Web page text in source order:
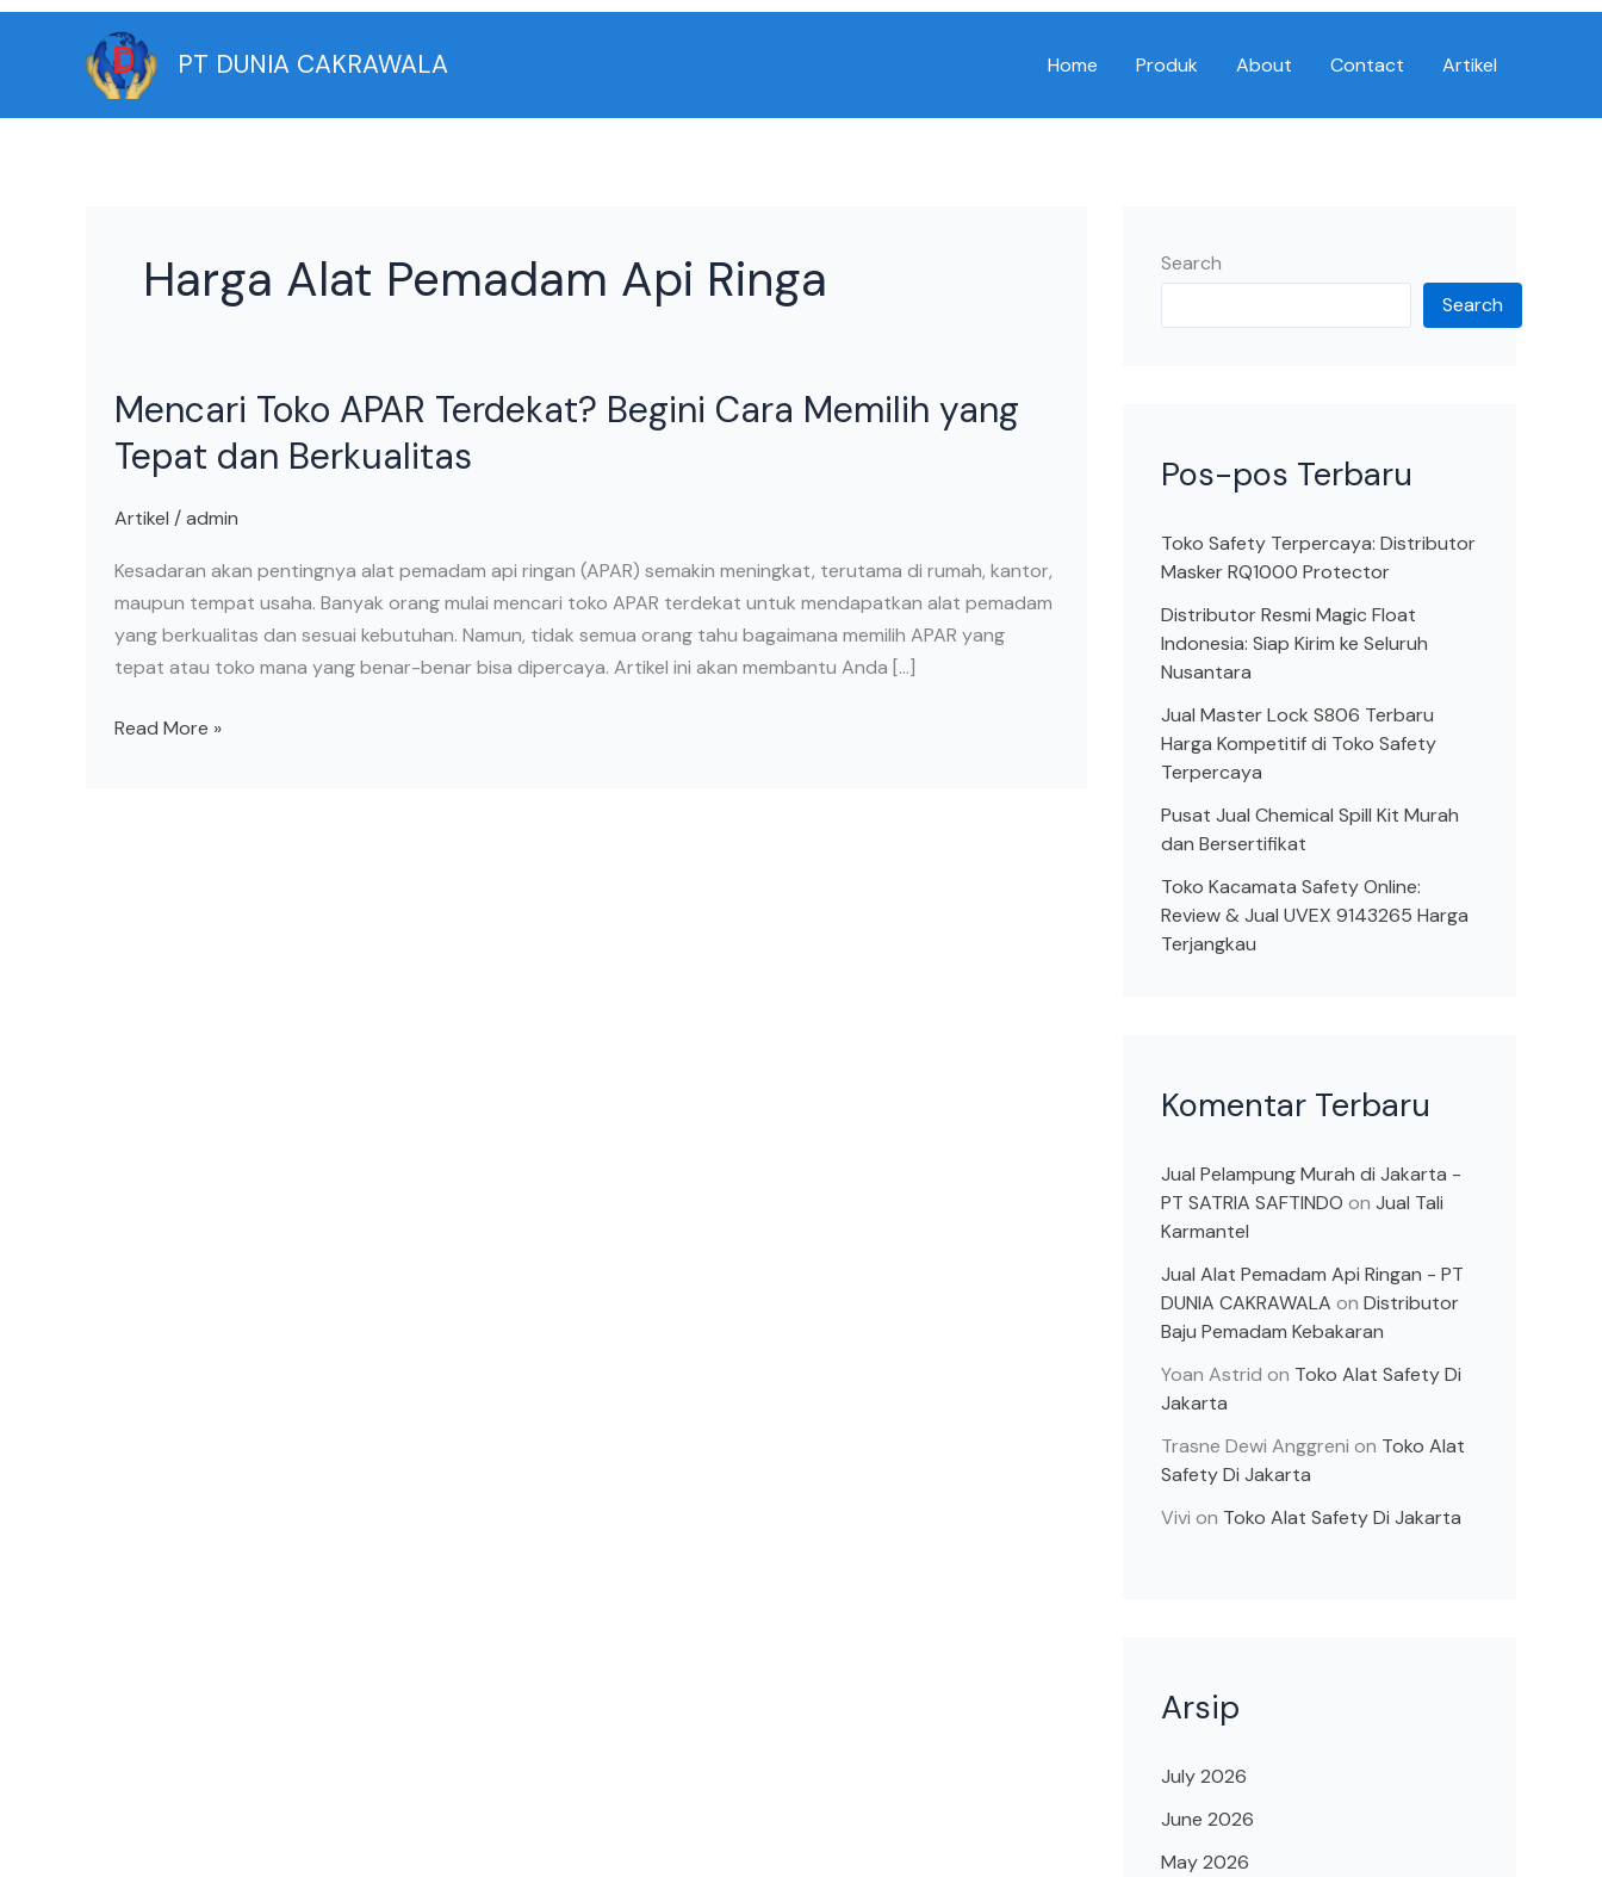
Skip
PT DUNIA CAKRAWALA Home Produk About Contact Artikel
Harga Alat Pemadam Api Ringa
Mencari Toko APAR Terdekat? Begini Cara Memilih yang
Tepat dan Berkualitas
Artikel /admin
Kesadaran akan pentingnya alat pemadam api ringan (APAR) semakin meningkat, terutama di rumah, kantor,
maupun tempat usaha. Banyak orang mulai mencari toko APAR terdekat untuk mendapatkan alat pemadam
yang berkualitas dan sesuai kebutuhan. Namun, tidak semua orang tahu bagaimana memilih APAR yang
tepat atau toko mana yang benar-benar bisa dipercaya. Artikel ini akan membantu Anda […]
Toko
APAR
Terdekat?
Memilih
yang
Tepat
dan
Read More »
Search
Search
Pos-pos Terbaru
Toko Safety Terpercaya: Distributor
Masker RQ1000 Protector
Distributor Resmi Magic Float
Indonesia: Siap Kirim ke Seluruh
Nusantara
Jual Master Lock S806 Terbaru
Harga Kompetitif di Toko Safety
Terpercaya
Pusat Jual Chemical Spill Kit Murah
dan Bersertifikat
Toko Kacamata Safety Online:
Review & Jual UVEX 9143265 Harga
Terjangkau
Komentar Terbaru
Jual Pelampung Murah di Jakarta -
PT SATRIA SAFTINDO on Jual Tali
Karmantel
Jual Alat Pemadam Api Ringan - PT
DUNIA CAKRAWALA on Distributor
Baju Pemadam Kebakaran
Yoan Astrid on Toko Alat Safety Di
Jakarta
Trasne Dewi Anggreni on Toko Alat
Safety Di Jakarta
Vivi on Toko Alat Safety Di Jakarta
Arsip
July 2026
June 2026
May 2026